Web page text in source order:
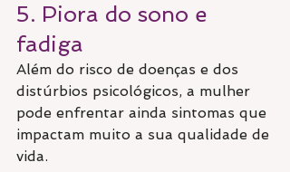
5. Piora do sono e
fadiga
Além do risco de doenças e dos
distúrbios psicológicos, a mulher
pode enfrentar ainda sintomas que
impactam muito a sua qualidade de
vida.